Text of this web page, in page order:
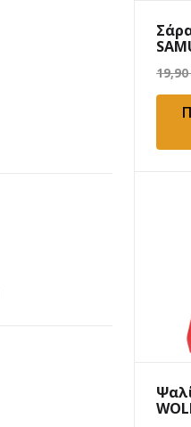
MH
19,90